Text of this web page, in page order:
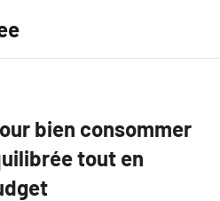
bien consommer
tout en